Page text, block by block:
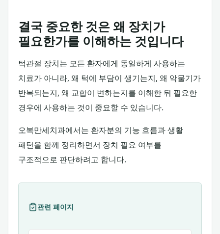
결국 중요한 것은 왜 장치가
필요한가를 이해하는 것입니다
턱관절 장치는 모든 환자에게 동일하게 사용하는
치료가 아니라, 왜 턱에 부담이 생기는지, 왜 악물기가
반복되는지, 왜 교합이 변하는지를 이해한 뒤 필요한
경우에 사용하는 것이 중요할 수 있습니다.
오복만세치과에서는 환자분의 기능 흐름과 생활
패턴을 함께 정리하면서 장치 필요 여부를
구조적으로 판단하려고 합니다.
관련 페이지